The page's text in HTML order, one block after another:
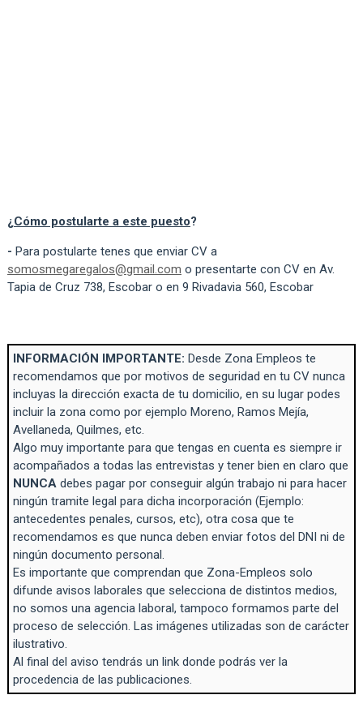
¿ Cómo postularte a este puesto?
- Para postularte tenes que enviar CV a
somosmegaregalos@gmail.com o presentarte con CV en Av.
Tapia de Cruz 738, Escobar o en 9 Rivadavia 560, Escobar
INFORMACIÓN IMPORTANTE: Desde Zona Empleos te
recomendamos que por motivos de seguridad en tu CV nunca
incluyas la dirección exacta de tu domicilio, en su lugar podes
incluir la zona como por ejemplo Moreno, Ramos Mejía,
Avellaneda, Quilmes, etc.
Algo muy importante para que tengas en cuenta es siempre ir
acompañados a todas las entrevistas y tener bien en claro que
NUNCA debes pagar por conseguir algún trabajo ni para hacer
ningún tramite legal para dicha incorporación (Ejemplo:
antecedentes penales, cursos, etc), otra cosa que te
recomendamos es que nunca deben enviar fotos del DNI ni de
ningún documento personal.
Es importante que comprendan que Zona-Empleos solo
difunde avisos laborales que selecciona de distintos medios,
no somos una agencia laboral, tampoco formamos parte del
proceso de selección. Las imágenes utilizadas son de carácter
ilustrativo.
Al final del aviso tendrás un link donde podrás ver la
procedencia de las publicaciones.